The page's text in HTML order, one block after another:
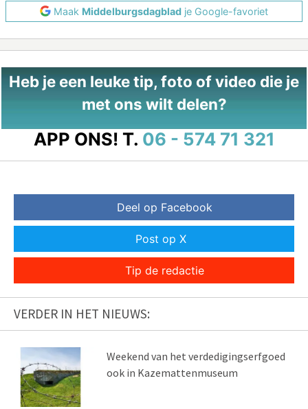
Maak Middelburgsdagblad je Google-favoriet
Heb je een leuke tip, foto of video die je
met ons wilt delen?
APP ONS! T. 06 - 574 71 321
Deel op Facebook
Post op X
Tip de redactie
VERDER IN HET NIEUWS:
Weekend van het verdedigingserfgoed
ook in Kazemattenmuseum